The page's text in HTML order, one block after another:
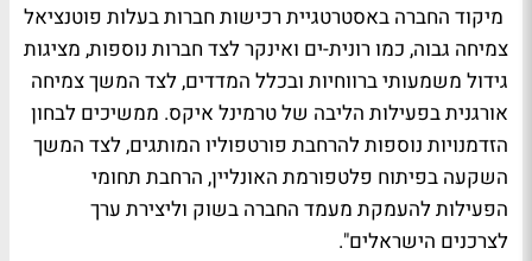
מיקוד החברה באסטרטגיית רכישות חברות בעלות פוטנציאל
צמיחה גבוה, כמו רונית-ים ואינקר לצד חברות נוספות, מציגות
גידול משמעותי ברווחיות ובכלל המדדים, לצד המשך צמיחה
אורגנית בפעילות הליבה של טרמינל איקס. ממשיכים לבחון
הזדמנויות נוספות להרחבת פורטפוליו המותגים, לצד המשך
השקעה בפיתוח פלטפורמת האונליין, הרחבת תחומי
הפעילות להעמקת מעמד החברה בשוק וליצירת ערך
לצרכנים הישראלים".